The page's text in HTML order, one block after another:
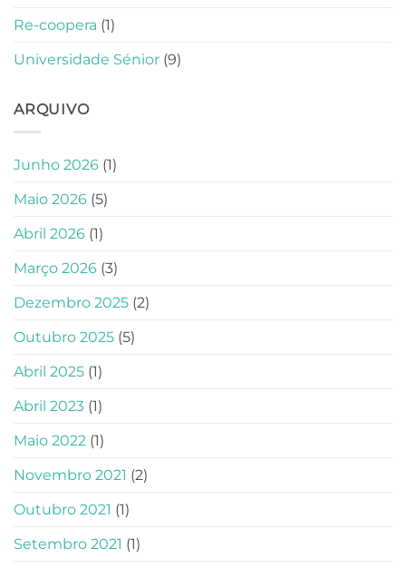
Re-coopera (1)
Universidade Sénior (9)
ARQUIVO
Junho 2026 (1)
Maio 2026 (5)
Abril 2026 (1)
Março 2026 (3)
Dezembro 2025 (2)
Outubro 2025 (5)
Abril 2025 (1)
Abril 2023 (1)
Maio 2022 (1)
Novembro 2021 (2)
Outubro 2021 (1)
Setembro 2021 (1)